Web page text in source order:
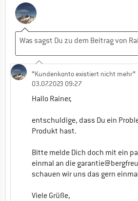
*Kundenkonto existiert nicht mehr*
03.07.2023 09:27
Hallo Rainer,
entschuldige, dass Du ein
Produkt hast.
Bitte melde Dich doch mit ein
einmal an die
schauen wir uns das gern
Viele Grüße,